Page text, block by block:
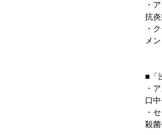
・
抗
・
メ
■「
・
口
・
殺